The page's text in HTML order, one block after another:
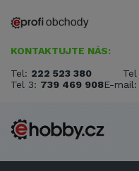
KONTAKTUJTE NÁS:
Tel: 222 523 380
Tel 3: 739 469 908E-mail: